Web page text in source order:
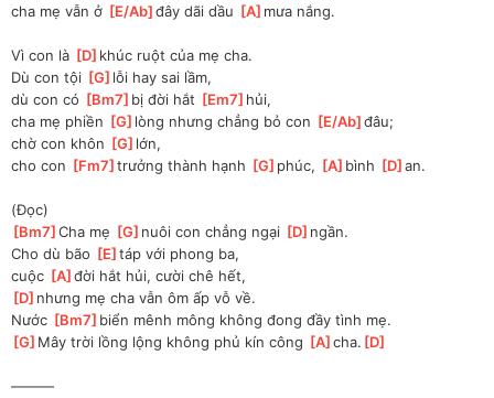
cha mẹ vẫn ở [E/Ab ]
đây dãi dầu [A ]mưa nắng.
Vì con là [D ]khúc ruột của mẹ cha.
Dù con tội [G ]lỗi hay sai lầm,
dù con có [Bm7 ]bị đời hắt [Em7 ]hủi,
cha mẹ phiền [G ]lòng nhưng chẳng bỏ con [E/Ab ]
đâu;
chờ con khôn [G ]lớn,
cho con [Fm7 ]trưởng thành hạnh [G ]phúc, [A ]bình [D ]
an.
(Đọc)
[Bm7 ]
Cha mẹ [G ]nuôi con chẳng ngại [D ]ngần.
Cho dù bão [E ]táp với phong ba,
cuộc [A ]
đời hắt hủi, cười chê hết,
[D ]nhưng mẹ cha vẫn ôm ấp vỗ về.
Nước [Bm7 ]biển mênh mông không đong đầy tình mẹ.
[G ]Mây trời lồng lộng không phủ kín công [A ]
cha. [D
———